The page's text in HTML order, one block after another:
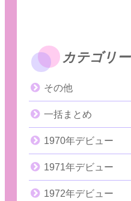
カテゴリー
その他
一括まとめ
1970年デビュー
1971年デビュー
1972年デビュー